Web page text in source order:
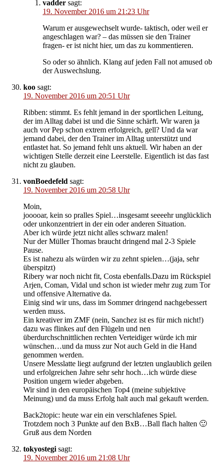
vadder sagt:
19. November 2016 um 21:23 Uhr
Warum er ausgewechselt wurde- taktisch, oder weil er
angeschlagen war? – das müssen sie den Trainer
fragen- er ist nicht hier, um das zu kommentieren.
So oder so ähnlich. Klang auf jeden Fall not amused ob
der Auswechslung.
koo sagt:
19. November 2016 um 20:51 Uhr
Ribben: stimmt. Es fehlt jemand in der sportlichen Leitung,
der im Alltag dabei ist und die Sinne schärft. Wir waren ja
auch vor Pep schon extrem erfolgreich, gell? Und da war
jemand dabei, der den Trainer im Alltag unterstützt und
entlastet hat. So jemand fehlt uns aktuell. Wir haben an der
wichtigen Stelle derzeit eine Leerstelle. Eigentlich ist das fast
nicht zu glauben.
vonBoedefeld sagt:
19. November 2016 um 20:58 Uhr
Moin,
jooooar, kein so pralles Spiel…insgesamt seeeehr unglücklich
oder unkonzentriert in der ein oder anderen Situation.
Aber ich würde jetzt nicht alles schwarz malen!
Nur der Müller Thomas braucht dringend mal 2-3 Spiele
Pause.
Es ist nahezu als würden wir zu zehnt spielen…(jaja, sehr
überspitzt)
Ribery war noch nicht fit, Costa ebenfalls.Dazu im Rückspiel
Arjen, Coman, Vidal und schon ist wieder mehr zug zum Tor
und offensive Alternative da.
Einig sind wir uns, dass im Sommer dringend nachgebessert
werden muss.
Ein kreativer im ZMF (nein, Sanchez ist es für mich nicht!)
dazu was flinkes auf den Flügeln und nen
überdurchschnittlichen rechten Verteidiger würde ich mir
wünschen…und da muss zur Not auch Geld in die Hand
genommen werden.
Unsere Messlatte liegt aufgrund der letzten unglaublich geilen
und erfolgreichen Jahre sehr sehr hoch…ich würde diese
Position ungern wieder abgeben.
Wir sind in den europäischen Top4 (meine subjektive
Meinung) und da muss Erfolg halt auch mal gekauft werden.
Back2topic: heute war ein ein verschlafenes Spiel.
Trotzdem noch 3 Punkte auf den BxB…Ball flach halten 🙂
Gruß aus dem Norden
tokyostegi sagt:
19. November 2016 um 21:08 Uhr